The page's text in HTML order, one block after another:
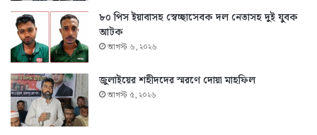
৮০ পিস ইয়াবাসহ স্বেচ্ছাসেবক দল নেতাসহ দুই যুবক
আটক
আগস্ট ৬, ২০২৬
জুলাইয়ের শহীদদের স্মরণে দোয়া মাহফিল
আগস্ট ৫, ২০২৬